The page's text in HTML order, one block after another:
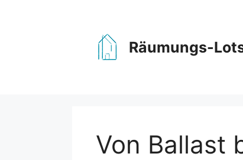
Räumungs-
Von Ballast